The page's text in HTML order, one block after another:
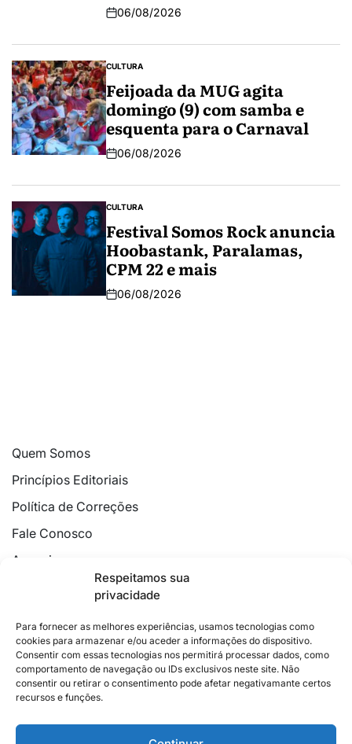
Respeitamos sua
privacidade
Para fornecer as melhores experiências, usamos tecnologias como
cookies para armazenar e/ou aceder a informações do dispositivo.
Consentir com essas tecnologias nos permitirá processar dados, como
comportamento de navegação ou IDs exclusivos neste site. Não
consentir ou retirar o consentimento pode afetar negativamante certos
recursos e funções.
06/08/2026
CULTURA
Feijoada da MUG agita
domingo (9) com samba e
esquenta para o Carnaval
06/08/2026
CULTURA
Festival Somos Rock anuncia
Hoobastank, Paralamas,
CPM 22 e mais
06/08/2026
Quem Somos
Princípios Editoriais
Política de Correções
Fale Conosco
Anuncie
Política de Cookies
2026 © Feito com
no Espírito Santo.